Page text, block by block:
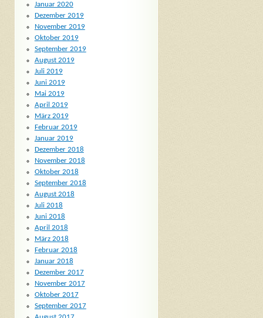
Januar 2020
Dezember 2019
November 2019
Oktober 2019
September 2019
August 2019
Juli 2019
Juni 2019
Mai 2019
April 2019
März 2019
Februar 2019
Januar 2019
Dezember 2018
November 2018
Oktober 2018
September 2018
August 2018
Juli 2018
Juni 2018
April 2018
März 2018
Februar 2018
Januar 2018
Dezember 2017
November 2017
Oktober 2017
September 2017